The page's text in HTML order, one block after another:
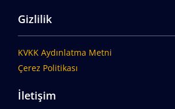
Gizlilik
KVKK Aydınlatma Metni
Çerez Politikası
İletişim